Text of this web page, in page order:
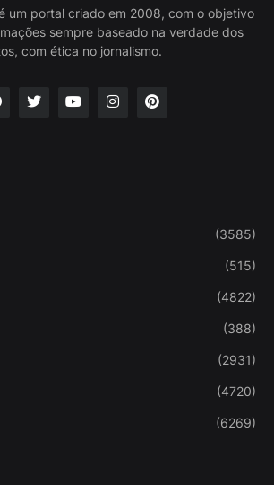
um portal criado em 2008, com o objetivo
sempre baseado na verdade dos
com ética no jornalismo.
(3585)
(515)
(4822)
(388)
(2931)
(4720)
(6269)